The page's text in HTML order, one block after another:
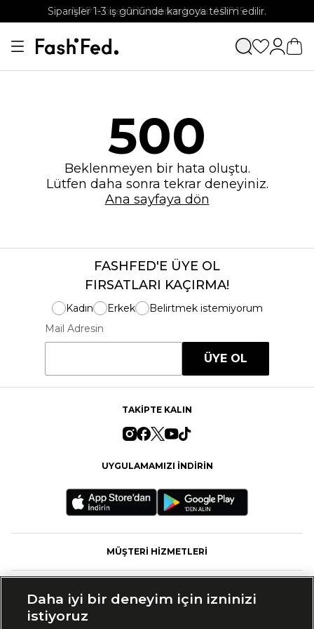
Siparişler 1-3 iş gününde kargoya teslim edilir.
APP'e özel %15 indirim kodu: APP15
500
Beklenmeyen bir hata oluştu.
Lütfen daha sonra tekrar deneyiniz.
Ana sayfaya dön
FASHFED'E ÜYE OL
FIRSATLARI KAÇIRMA!
Kadın Erkek
Belirtmek istemiyorum
Mail Adresin
ÜYE OL
TAKİPTE KALIN
UYGULAMAMIZI İNDİRİN
MÜŞTERİ HİZMETLERİ
Daha iyi bir deneyim için izninizi
istiyoruz